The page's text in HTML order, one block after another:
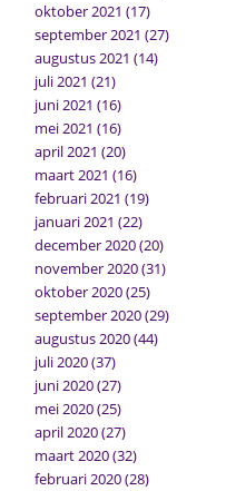
oktober 2021 (17)
september 2021 (27)
augustus 2021 (14)
juli 2021 (21)
juni 2021 (16)
mei 2021 (16)
april 2021 (20)
maart 2021 (16)
februari 2021 (19)
januari 2021 (22)
december 2020(20)
november 2020(31)
oktober 2020(25)
september 2020(29)
augustus 2020(44)
juli 2020(37)
juni 2020(27)
mei 2020(25)
april 2020(27)
maart 2020(32)
februari 2020(28)